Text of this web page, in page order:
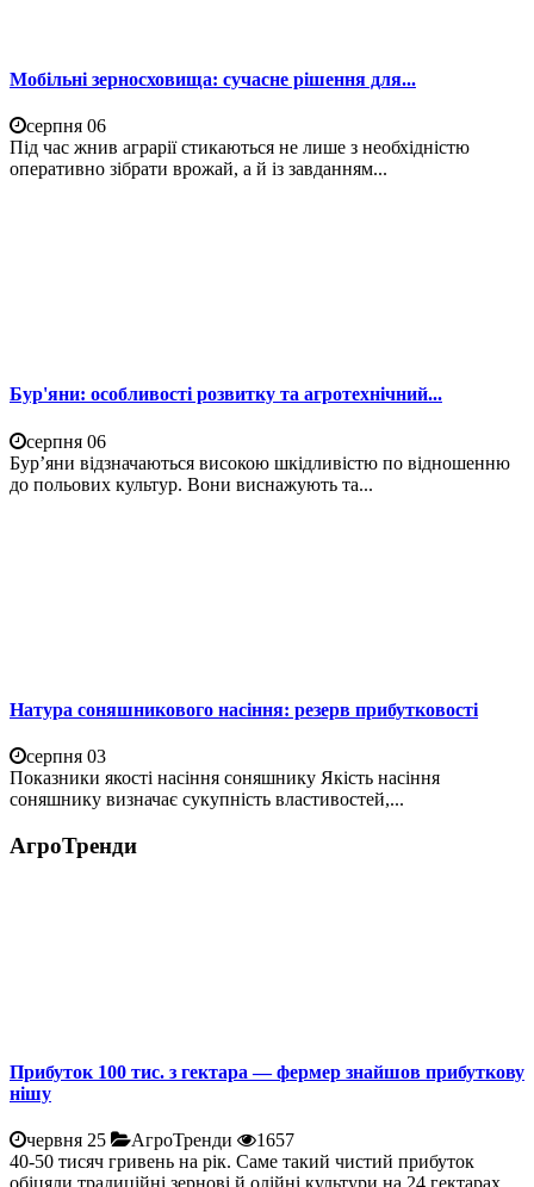
Мобільні зерносховища: сучасне рішення для...
серпня 06
Під час жнив аграрії стикаються не лише з необхідністю
оперативно зібрати врожай, а й із завданням...
Бур'яни: особливості розвитку та агротехнічний...
серпня 06
Бур’яни відзначаються високою шкідливістю по відношенню
до польових культур. Вони виснажують та...
Натура соняшникового насіння: резерв прибутковості
серпня 03
Показники якості насіння соняшнику Якість насіння
соняшнику визначає сукупність властивостей,...
АгроТренди
Прибуток 100 тис. з гектара — фермер знайшов прибуткову
нішу
червня 25 АгроТренди
1657
40-50 тисяч гривень на рік. Саме такий чистий прибуток
обіцяли традиційні зернові й олійні культури на 24 гектарах